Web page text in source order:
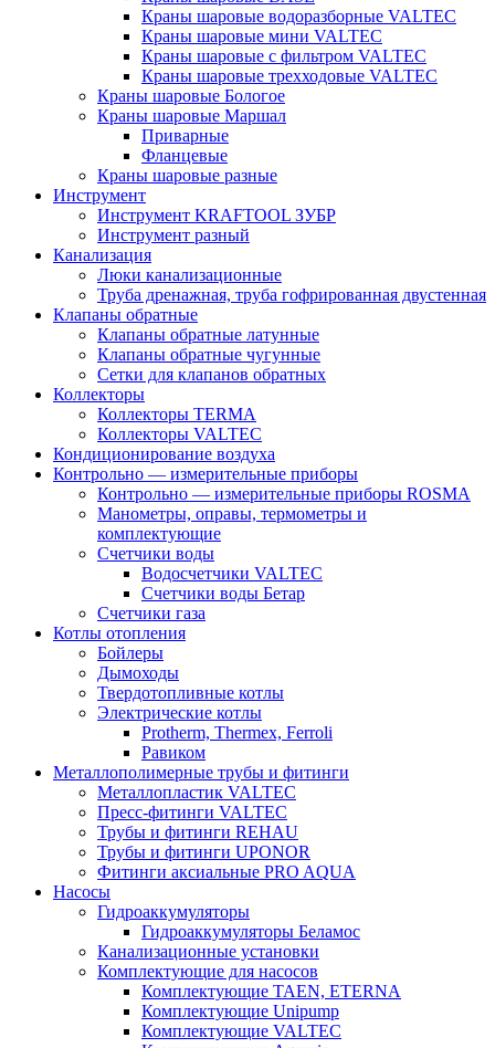
Краны шаровые водоразборные VALTEC
Краны шаровые мини VALTEC
Краны шаровые с фильтром VALTEC
Краны шаровые трехходовые VALTEC
Краны шаровые Бологое
Краны шаровые Маршал
Приварные
Фланцевые
Краны шаровые разные
Инструмент
Инструмент KRAFTOOL ЗУБР
Инструмент разный
Канализация
Люки канализационные
Труба дренажная, труба гофрированная двустенная
Клапаны обратные
Клапаны обратные латунные
Клапаны обратные чугунные
Сетки для клапанов обратных
Коллекторы
Коллекторы TERMA
Коллекторы VALTEC
Кондиционирование воздуха
Контрольно — измерительные приборы
Контрольно — измерительные приборы ROSMA
Манометры, оправы, термометры и
комплектующие
Счетчики воды
Водосчетчики VALTEC
Счетчики воды Бетар
Счетчики газа
Котлы отопления
Бойлеры
Дымоходы
Твердотопливные котлы
Электрические котлы
Protherm, Thermex, Ferroli
Равиком
Металлополимерные трубы и фитинги
Металлопластик VALTEC
Пресс-фитинги VALTEC
Трубы и фитинги REHAU
Трубы и фитинги UРONOR
Фитинги аксиальные PRO AQUA
Насосы
Гидроаккумуляторы
Гидроаккумуляторы Беламос
Канализационные установки
Комплектующие для насосов
Комплектующие TAEN, ETERNA
Комплектующие Unipump
Комплектующие VALTEC